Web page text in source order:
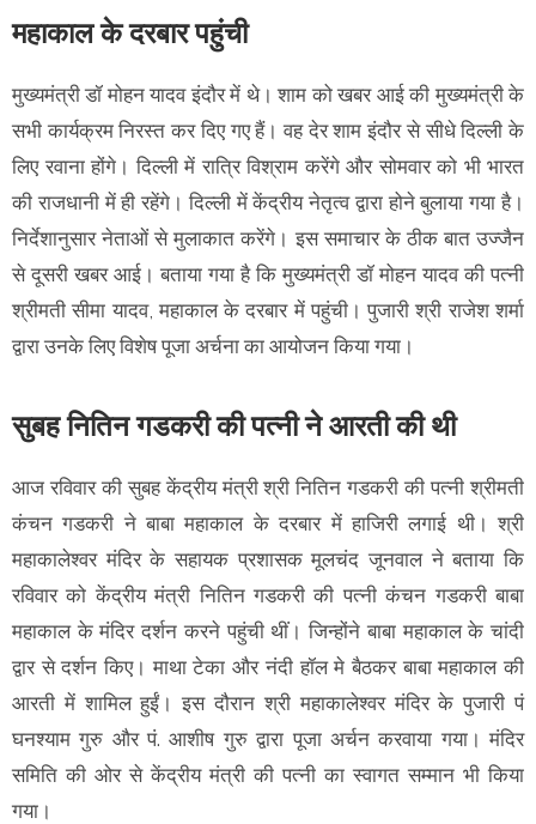
महाकाल के दरबार पहुंची
मुख्यमंत्री डॉ मोहन यादव इंदौर में थे। शाम को खबर आई की मुख्यमंत्री के
सभी कार्यक्रम निरस्त कर दिए गए हैं। वह देर शाम इंदौर से सीधे दिल्ली के
लिए रवाना होंगे। दिल्ली में रात्रि विश्राम करेंगे और सोमवार को भी भारत
की राजधानी में ही रहेंगे। दिल्ली में केंद्रीय नेतृत्व द्वारा होने बुलाया गया है।
निर्देशानुसार नेताओं से मुलाकात करेंगे। इस समाचार के ठीक बात उज्जैन
से दूसरी खबर आई। बताया गया है कि मुख्यमंत्री डॉ मोहन यादव की पत्नी
श्रीमती सीमा यादव, महाकाल के दरबार में पहुंची। पुजारी श्री राजेश शर्मा
द्वारा उनके लिए विशेष पूजा अर्चना का आयोजन किया गया।
सुबह नितिन गडकरी की पत्नी ने आरती की थी
आज रविवार की सुबह केंद्रीय मंत्री श्री नितिन गडकरी की पत्नी श्रीमती
कंचन गडकरी ने बाबा महाकाल के दरबार में हाजिरी लगाई थी। श्री
महाकालेश्वर मंदिर के सहायक प्रशासक मूलचंद जूनवाल ने बताया कि
रविवार को केंद्रीय मंत्री नितिन गडकरी की पत्नी कंचन गडकरी बाबा
महाकाल के मंदिर दर्शन करने पहुंची थीं। जिन्होंने बाबा महाकाल के चांदी
द्वार से दर्शन किए। माथा टेका और नंदी हॉल मे बैठकर बाबा महाकाल की
आरती में शामिल हुईं। इस दौरान श्री महाकालेश्वर मंदिर के पुजारी पं
घनश्याम गुरु और पं. आशीष गुरु द्वारा पूजा अर्चन करवाया गया। मंदिर
समिति की ओर से केंद्रीय मंत्री की पत्नी का स्वागत सम्मान भी किया
गया।